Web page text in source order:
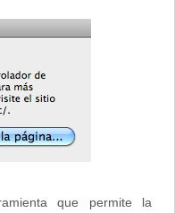
que permite la